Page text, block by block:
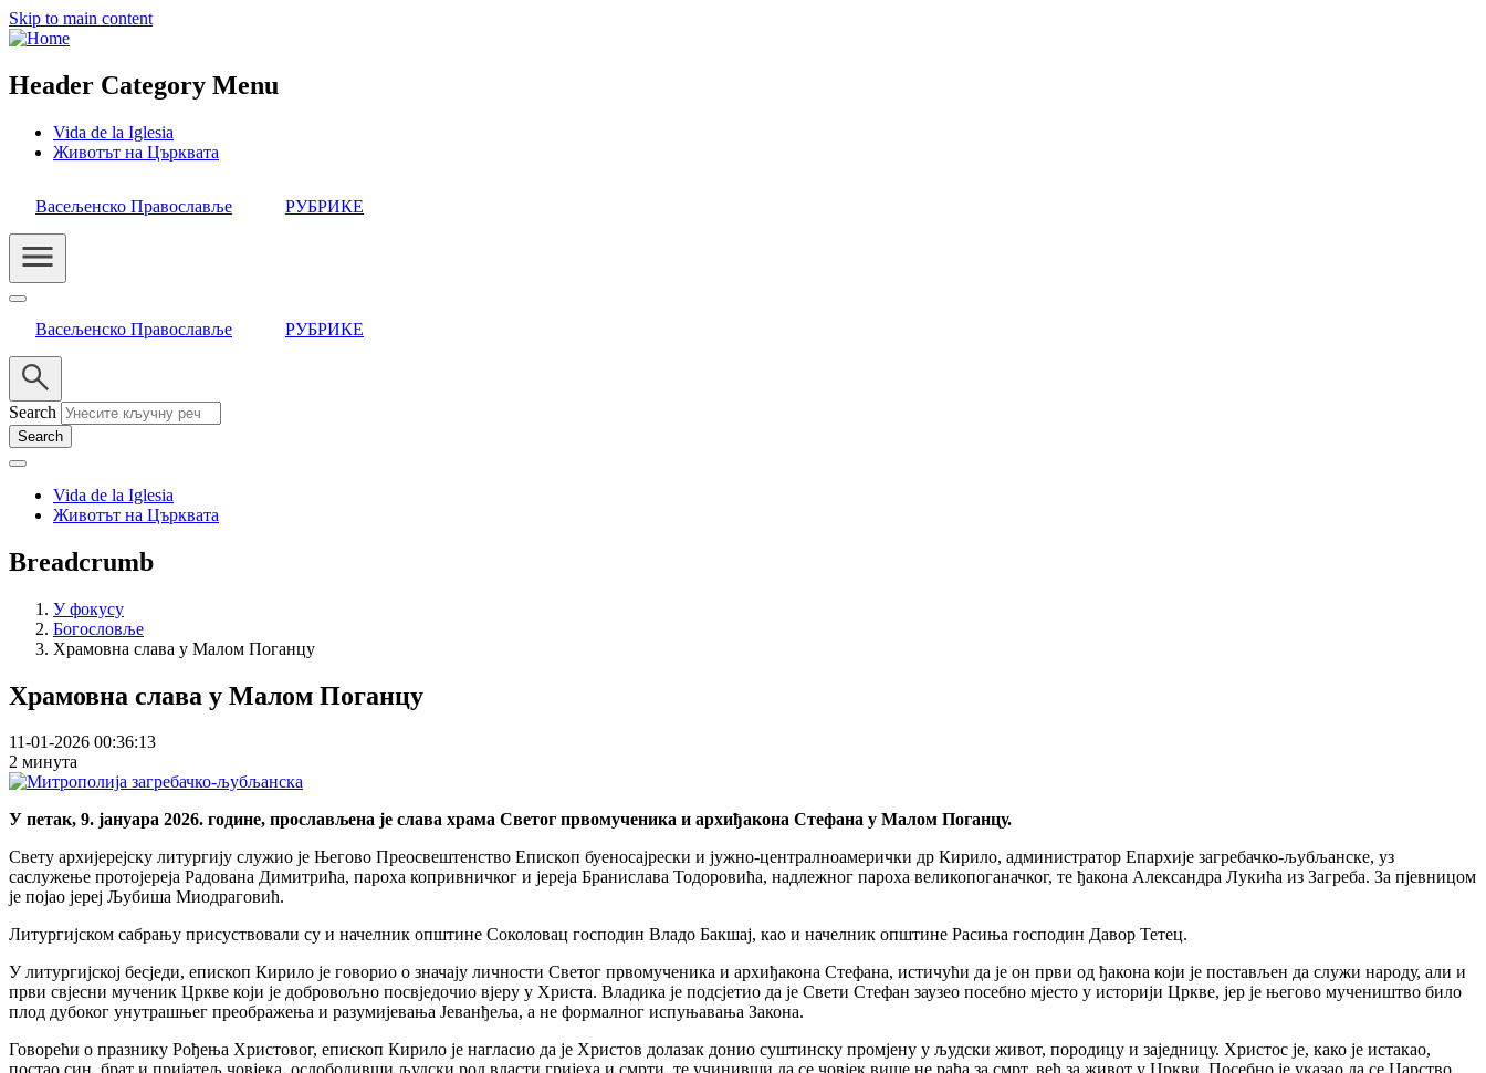
Skip to main content
Header Category Menu
Vida de la Iglesia
Животът на Църквата
Васељенско Православље РУБРИКЕ
Васељенско Православље РУБРИКЕ
Search
Vida de la Iglesia
Животът на Църквата
Breadcrumb
У фокусу
Богословље
Храмовна слава у Малом Поганцу
Храмовна слава у Малом Поганцу
11-01-2026 00:36:13
2 минута
У петак, 9. јануара 2026. године, прослављена је слава храма Светог првомученика и архиђакона Стефана у Малом Поганцу.
Свету архијерејску литургију служио је Његово Преосвештенство Епископ буеносајрески и јужно-централноамерички др Кирило, администратор Епархије загребачко-љубљанске, уз
саслужење протојереја Радована Димитрића, пароха копривничког и јереја Бранислава Тодоровића, надлежног пароха великопоганачког, те ђакона Александра Лукића из Загреба. За пјевницом
је појао јереј Љубиша Миодраговић.
Литургијском сабрању присуствовали су и начелник општине Соколовац господин Владо Бакшај, као и начелник општине Расиња господин Давор Тетец.
У литургијској бесједи, епископ Кирило је говорио о значају личности Светог првомученика и архиђакона Стефана, истичући да је он први од ђакона који је постављен да служи народу, али и
први свјесни мученик Цркве који је добровољно посвједочио вјеру у Христа. Владика је подсјетио да је Свети Стефан заузео посебно мјесто у историји Цркве, јер је његово мучеништво било
плод дубоког унутрашњег преображења и разумијевања Јеванђеља, а не формалног испуњавања Закона.
Говорећи о празнику Рођења Христовог, епископ Кирило је нагласио да је Христов долазак донио суштинску промјену у људски живот, породицу и заједницу. Христос је, како је истакао,